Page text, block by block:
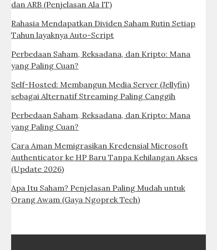
dan ARB (Penjelasan Ala IT)
Rahasia Mendapatkan Dividen Saham Rutin Setiap
Tahun layaknya Auto-Script
Perbedaan Saham, Reksadana, dan Kripto: Mana
yang Paling Cuan?
Self-Hosted: Membangun Media Server (Jellyfin)
sebagai Alternatif Streaming Paling Canggih
Perbedaan Saham, Reksadana, dan Kripto: Mana
yang Paling Cuan?
Cara Aman Memigrasikan Kredensial Microsoft
Authenticator ke HP Baru Tanpa Kehilangan Akses
(Update 2026)
Apa Itu Saham? Penjelasan Paling Mudah untuk
Orang Awam (Gaya Ngoprek Tech)